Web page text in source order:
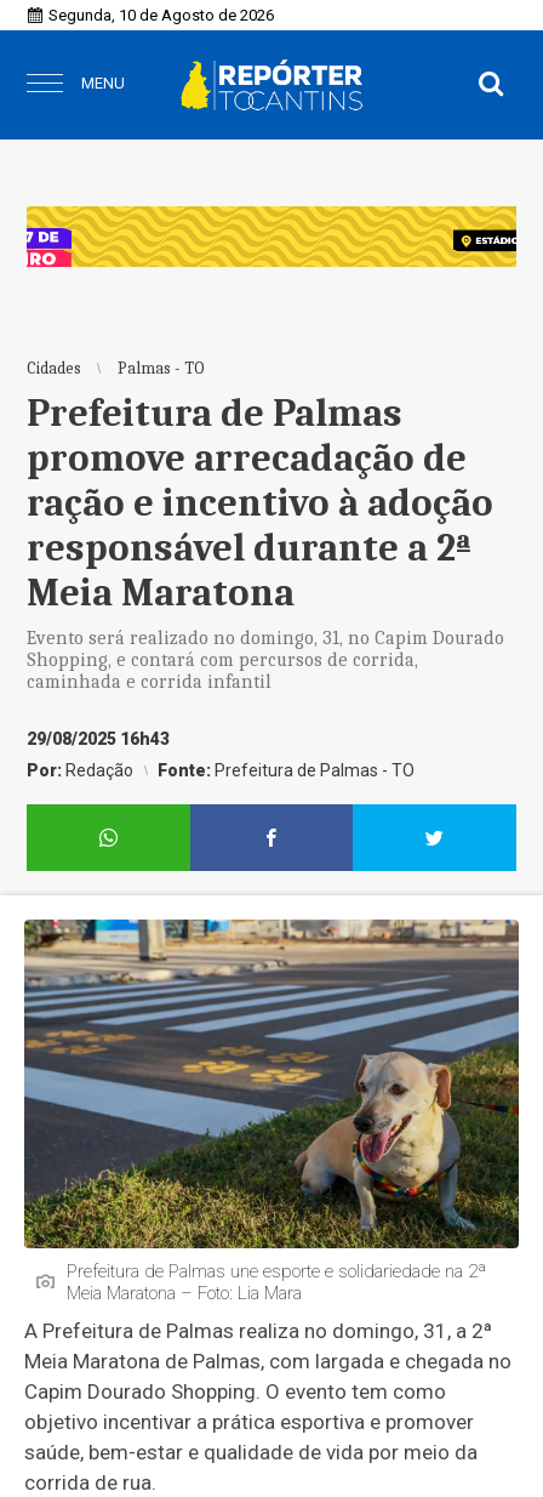
Segunda, 10 de Agosto de 2026
MENU
Cidades Palmas - TO
Prefeitura de Palmas
promove arrecadação de
ração e incentivo à adoção
responsável durante a 2ª
Meia Maratona
Evento será realizado no domingo, 31, no Capim Dourado
Shopping, e contará com percursos de corrida,
caminhada e corrida infantil
29/08/2025 16h43
Por: Redação Fonte: Prefeitura de Palmas - TO
Prefeitura de Palmas une esporte e solidariedade na 2ª
Meia Maratona – Foto: Lia Mara
A Prefeitura de Palmas realiza no domingo, 31, a 2ª
Meia Maratona de Palmas, com largada e chegada no
Capim Dourado Shopping. O evento tem como
objetivo incentivar a prática esportiva e promover
saúde, bem-estar e qualidade de vida por meio da
corrida de rua.